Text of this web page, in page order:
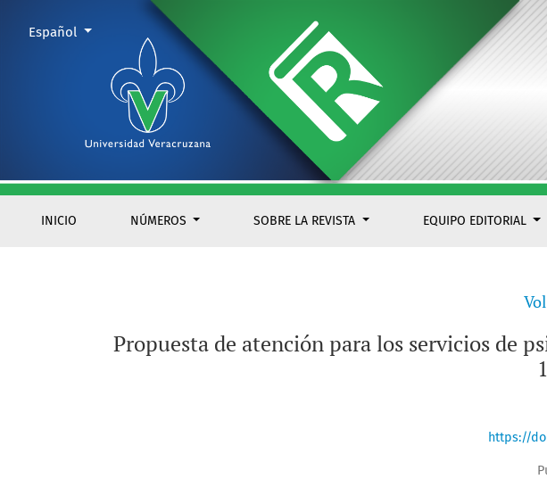
Propuesta de atención para los servicios de psicoterapia en línea
INICIO NÚMEROS SOBRE LA REVISTA EQUIPO EDITORIAL
Cambiar el idioma. El actual es:
Español
Propuesta de atención para los servicios de
https://